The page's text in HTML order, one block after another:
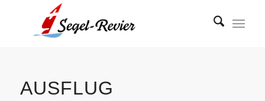
AUSFLUG